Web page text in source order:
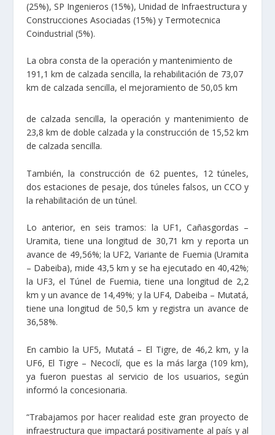
(25%), SP Ingenieros (15%), Unidad de Infraestructura y
Construcciones Asociadas (15%) y Termotecnica
Coindustrial (5%).
La obra consta de la operación y mantenimiento de
191,1 km de calzada sencilla, la rehabilitación de 73,07
km de calzada sencilla, el mejoramiento de 50,05 km
de calzada sencilla, la operación y mantenimiento de
23,8 km de doble calzada y la construcción de 15,52 km
de calzada sencilla.
También, la construcción de 62 puentes, 12 túneles,
dos estaciones de pesaje, dos túneles falsos, un CCO y
la rehabilitación de un túnel.
Lo anterior, en seis tramos: la UF1, Cañasgordas –
Uramita, tiene una longitud de 30,71 km y reporta un
avance de 49,56%; la UF2, Variante de Fuemia (Uramita
– Dabeiba), mide 43,5 km y se ha ejecutado en 40,42%;
la UF3, el Túnel de Fuemia, tiene una longitud de 2,2
km y un avance de 14,49%; y la UF4, Dabeiba – Mutatá,
tiene una longitud de 50,5 km y registra un avance de
36,58%.
En cambio la UF5, Mutatá – El Tigre, de 46,2 km, y la
UF6, El Tigre – Necoclí, que es la más larga (109 km),
ya fueron puestas al servicio de los usuarios, según
informó la concesionaria.
“Trabajamos por hacer realidad este gran proyecto de
infraestructura que impactará positivamente al país y al